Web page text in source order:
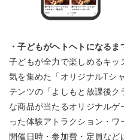
・子どもがヘトヘトになる
子どもが全力で楽しめるキッ
気を集めた「オリジナルTシ
テンツの「よしもと放課後
な商品が当たるオリジナル
った体験アトラクション・ワ
開催日時・参加費・定員など